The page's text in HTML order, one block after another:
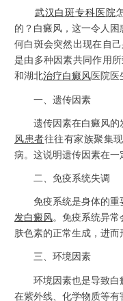
武汉白斑专科医院
的？白癜风，这一令人
何白斑会突然出现在自
是由多种因素共同作用
和湖北治疗白癜风 医院医
一、遗传因素
遗传因素在白癜风的发
风患者往往有家族聚集
病。这说明遗传因素在一
二、免疫系统失调
免疫系统是身体的重
发白癜风。免疫系统异常
肤色素的正常生成，进而
三、环境因素
环境因素也是导致白
在紫外线、化学物质等